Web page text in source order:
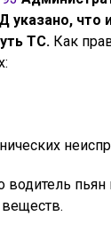
указано, что
ТС. Как
водитель
веществ.